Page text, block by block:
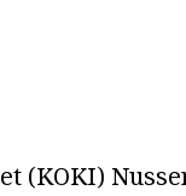
(KOKI)